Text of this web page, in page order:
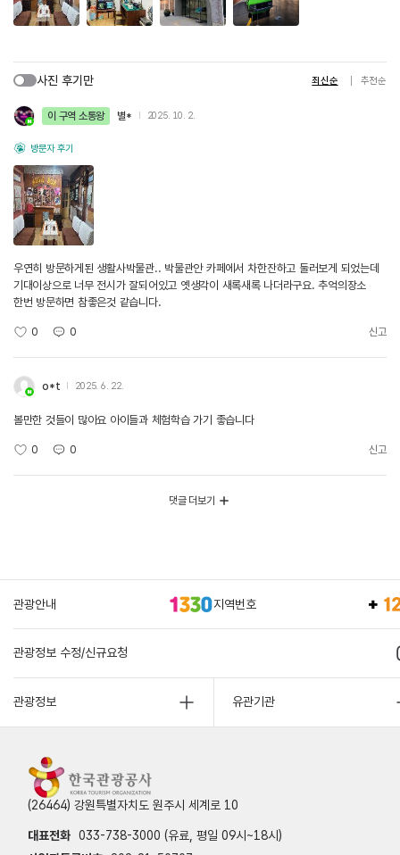
사진 후기만 최신순 추천순
이 구역 소통왕 별* 2025. 10. 2.
방문자 후기
우연히 방문하게된 생활사박물관.. 박물관안 카페에서 차한잔하고 둘러보게 되었는데
기대이상으로 너무 전시가 잘되어있고 옛생각이 새록새록 나더라구요. 추억의장소
한번 방문하면 참좋은것 같습니다.
0 0 신고
o*t 2025. 6. 22.
볼만한 것들이 많아요 아이들과 체험학습 가기 좋습니다
0 0 신고
댓글 더보기
관광안내 지역번호
관광정보 수정/신규요청
관광정보 유관기관
(26464) 강원특별자치도 원주시 세계로 10
대표전화 033-738-3000 (유료, 평일 09시~18시)